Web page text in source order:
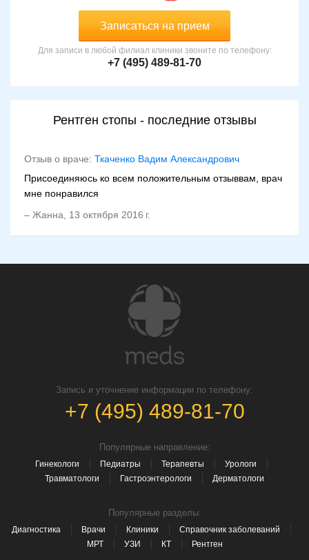
Записаться на прием
Для записи в любой филиал клиники звоните по телефону:
+7 (495) 489-81-70
Рентген стопы - последние отзывы
Отзыв о враче: Ткаченко Вадим Александрович
Присоединяюсь ко всем положительным отзыввам, врач
мне понравился
– Жанна, 13 октября 2016 г.
Запись и уточнение информации по телефону:
+7 (495) 489-81-70
Популярные направление:
Гинекологи Педиатры Терапевты
Урологи
Травматологи
Гастроэнтерологи Дерматологи
Популярные разделы:
Диагностика Врачи Клиники
Справочник заболеваний
МРТ
УЗИ КТ Рентген